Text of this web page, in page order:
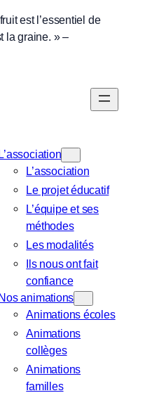
est l’essentiel de
la graine. » –
L’association
Le projet éducatif
L’équipe et ses
méthodes
Les modalités
Ils nous ont fait
confiance
animations
Animations écoles
Animations
collèges
Animations
familles